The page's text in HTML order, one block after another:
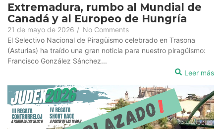
Extremadura, rumbo al Mundial de
Canadá y al Europeo de Hungría
21 de mayo de 2026 / No Comments
El Selectivo Nacional de Piragüismo celebrado en Trasona
(Asturias) ha traído una gran noticia para nuestro piragüismo:
Francisco González Sánchez...
Leer más